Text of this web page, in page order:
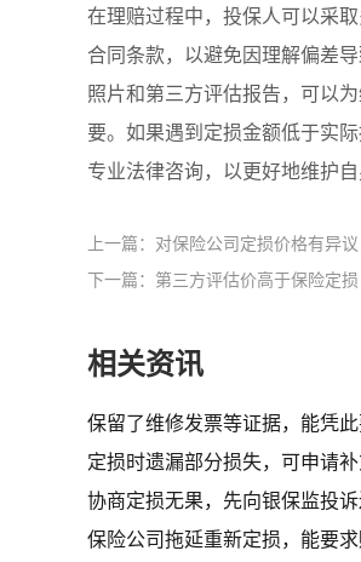
在理赔过程中，投保人可以采
合同条款，以避免因理解偏差
照片和第三方评估报告，可以
要。如果遇到定损金额低于实
专业法律咨询，以更好地维护
上一篇：对保险公司定损价格有异
下一篇：第三方评估价高于保险定
相关资讯
保留了维修发票等证据，能凭
定损时遗漏部分损失，可申请补
协商定损无果，先向银保监投诉
保险公司拖延重新定损，能要求